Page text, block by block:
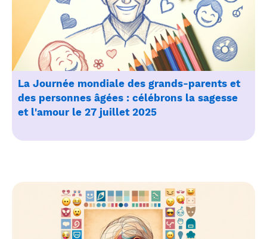
La Journée mondiale des grands-parents et
des personnes âgées : célébrons la sagesse
et l'amour le 27 juillet 2025